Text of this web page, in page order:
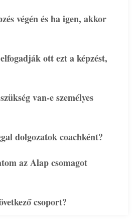
végén és ha igen, akkor
ott ezt a képzést,
van-e személyes
dolgozatok coachként?
az Alap csomagot
csoport?